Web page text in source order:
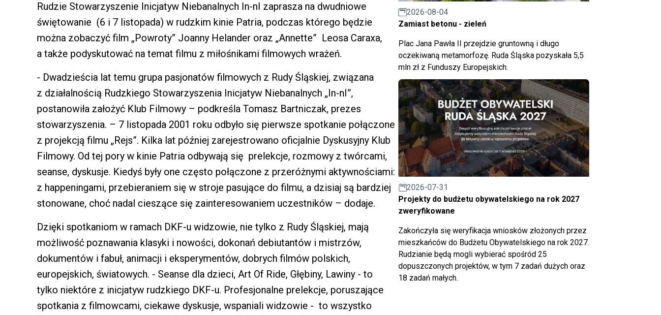
Rudzie Stowarzyszenie Inicjatyw Niebanalnych In-nI zaprasza na dwudniowe
świętowanie (6 i 7 listopada) w rudzkim kinie Patria, podczas którego będzie
można zobaczyć film „Powroty” Joanny Helander oraz „Annette” Leosa Caraxa,
a także podyskutować na temat filmu z miłośnikami filmowych wrażeń.
- Dwadzieścia lat temu grupa pasjonatów filmowych z Rudy Śląskiej, związana
z działalnością Rudzkiego Stowarzyszenia Inicjatyw Niebanalnych „In-nI”,
postanowiła założyć Klub Filmowy – podkreśla Tomasz Bartniczak, prezes
stowarzyszenia. – 7 listopada 2001 roku odbyło się pierwsze spotkanie połączone
z projekcją filmu „Rejs”. Kilka lat później zarejestrowano oficjalnie Dyskusyjny Klub
Filmowy. Od tej pory w kinie Patria odbywają się prelekcje, rozmowy z twórcami,
seanse, dyskusje. Kiedyś były one często połączone z przeróżnymi aktywnościami:
z happeningami, przebieraniem się w stroje pasujące do filmu, a dzisiaj są bardziej
stonowane, choć nadal cieszące się zainteresowaniem uczestników – dodaje.
Dzięki spotkaniom w ramach DKF-u widzowie, nie tylko z Rudy Śląskiej, mają
możliwość poznawania klasyki i nowości, dokonań debiutantów i mistrzów,
dokumentów i fabuł, animacji i eksperymentów, dobrych filmów polskich,
europejskich, światowych. - Seanse dla dzieci, Art Of Ride, Głębiny, Lawiny - to
tylko niektóre z inicjatyw rudzkiego DKF-u. Profesjonalne prelekcje, poruszające
spotkania z filmowcami, ciekawe dyskusje, wspaniali widzowie - to wszystko
2026-08-04
Zamiast betonu - zieleń
Plac Jana Pawła II przejdzie gruntowną i długo
oczekiwaną metamorfozę. Ruda Śląska pozyskała 5,5
mln zł z Funduszy Europejskich.
2026-07-31
Projekty do budżetu obywatelskiego na rok 2027
zweryfikowane
Zakończyła się weryfikacja wniosków złożonych przez
mieszkańców do Budżetu Obywatelskiego na rok 2027.
Rudzianie będą mogli wybierać spośród 25
dopuszczonych projektów, w tym 7 zadań dużych oraz
18 zadań małych.